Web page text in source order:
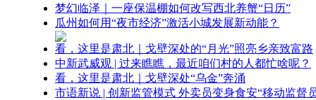
梦幻临泽｜一座保温棚如何改写西北养蟹“日历”
瓜州如何用“夜市经济”激活小城发展新动能？
看，这里是肃北｜戈壁深处的“月光”照亮乡亲致富路
中新武威观 | 过来瞧瞧，最近咱们村的人都忙啥呢？
看，这里是肃北｜戈壁深处“乌金”奔涌
市语新说 | 创新监管模式 外卖员变身食安“移动监督